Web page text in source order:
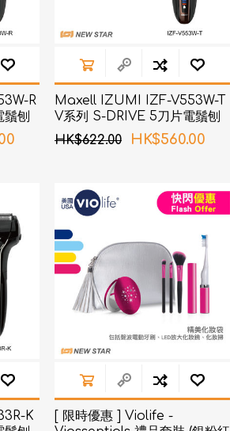
R
刨
Maxell IZUMI IZF-V553W-T
V系列 S-DRIVE 5刀片電鬚刨
(啡色)
HK$622.00 HK$560.00
K
[ 限時優惠 ] Violife -